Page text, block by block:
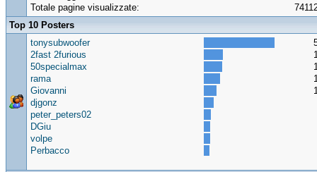
Totale pagine visualizzate:
Top 10 Posters
tonysubwoofer
2fast 2furious
50specialmax
rama
Giovanni
djgonz
peter_peters02
DGiu
volpe
Perbacco